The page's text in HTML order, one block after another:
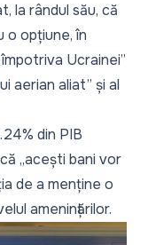
la rândul său, că
o opțiune, în
împotriva Ucrainei”
aerian aliat” și al
din PIB
„acești bani vor
de a menține o
amenințărilor.